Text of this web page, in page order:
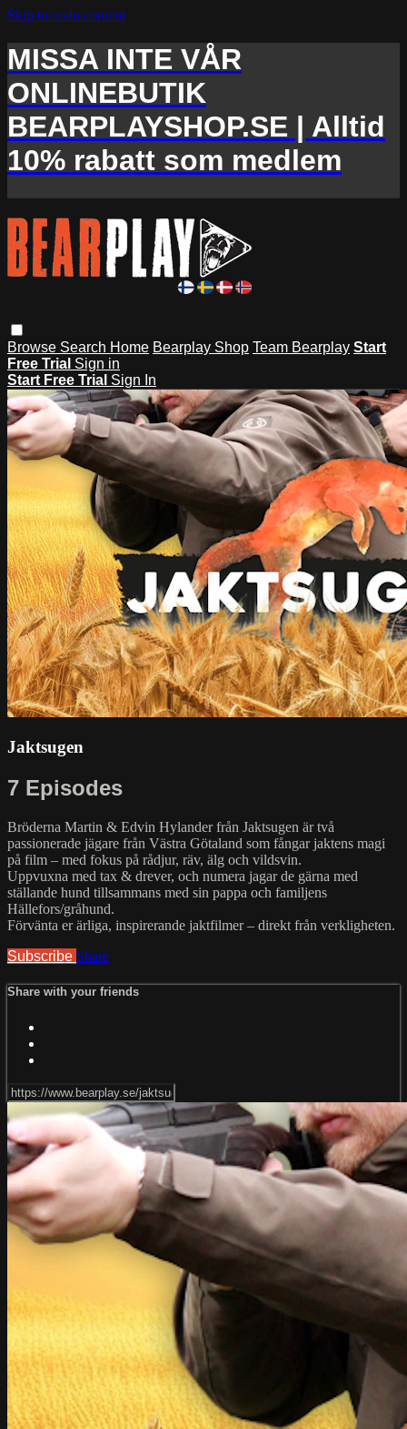
Skip to main content
MISSA INTE VÅR
ONLINEBUTIK
BEARPLAYSHOP.SE | Alltid
10% rabatt som medlem
Browse Search Home Bearplay Shop Team Bearplay Start
Free Trial Sign in
Start Free Trial Sign In
Jaktsugen
7 Episodes
Bröderna Martin & Edvin Hylander från Jaktsugen är två
passionerade jägare från Västra Götaland som fångar jaktens magi
på film – med fokus på rådjur, räv, älg och vildsvin.
Uppvuxna med tax & drever, och numera jagar de gärna med
ställande hund tillsammans med sin pappa och familjens
Hällefors/gråhund.
Förvänta er ärliga, inspirerande jaktfilmer – direkt från verkligheten.
Subscribe Share
Share with your friends